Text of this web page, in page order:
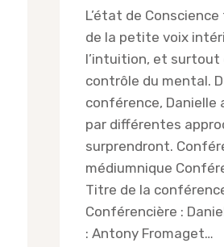
L’état de
de la petite voix
l’intuition, et surtout
contrôle du mental.
conférence, Danielle
par différentes
surprendront.
médiumnique
Titre de la
Conférencière :
: Antony Fromaget…